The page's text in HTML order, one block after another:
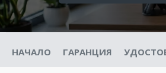
НАЧАЛО ГАРАНЦИЯ